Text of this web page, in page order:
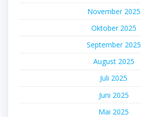
November 2025
Oktober 2025
September 2025
August 2025
Juli 2025
Juni 2025
Mai 2025